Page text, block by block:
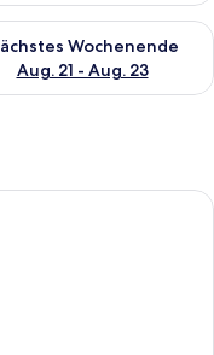
Aug. 14
Wochenende
Aug. 21 - Aug. 23
die Verfügbarkeit
Schreibtisch,